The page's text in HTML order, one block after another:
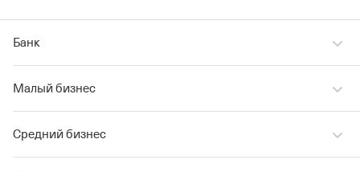
Банк
Малый бизнес
Средний бизнес